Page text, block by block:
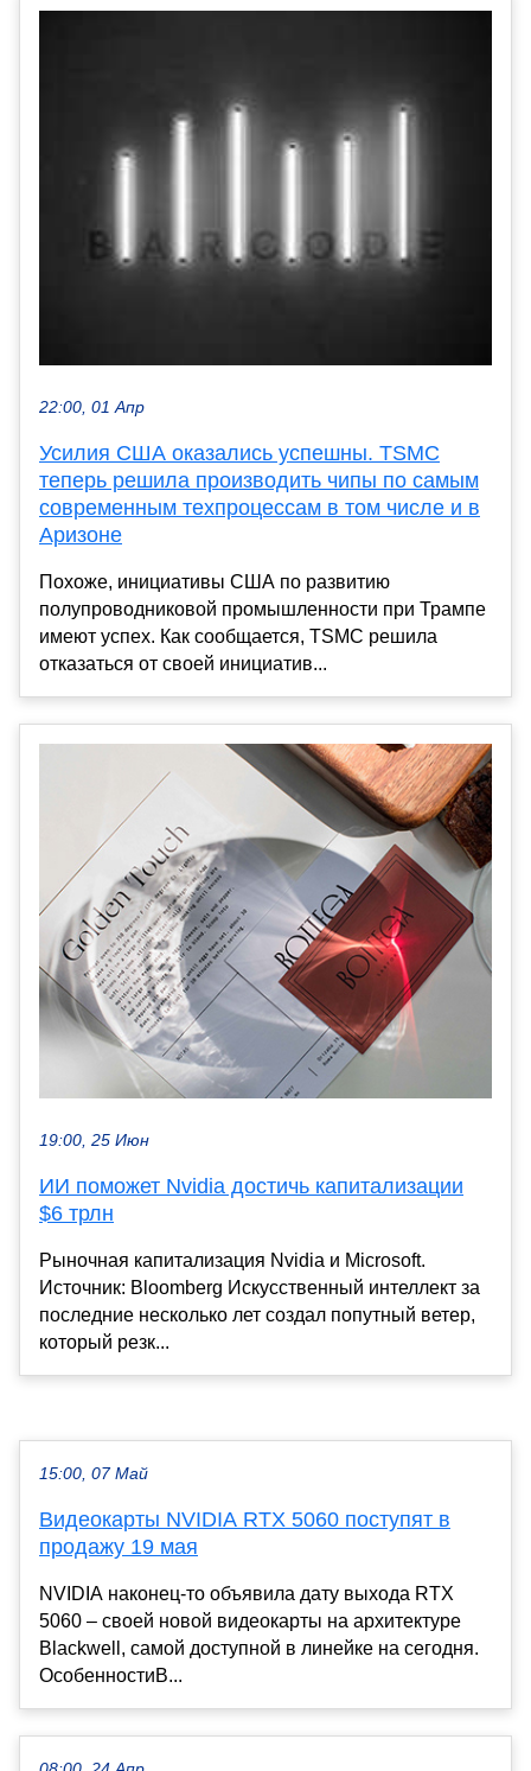
22:00, 01 Апр
Усилия США оказались успешны. TSMC
теперь решила производить чипы по самым
современным техпроцессам в том числе и в
Аризоне
Похоже, инициативы США по развитию
полупроводниковой промышленности при Трампе
имеют успех. Как сообщается, TSMC решила
отказаться от своей инициатив...
19:00, 25 Июн
ИИ поможет Nvidia достичь капитализации
$6 трлн
Рыночная капитализация Nvidia и Microsoft.
Источник: Bloomberg Искусственный интеллект за
последние несколько лет создал попутный ветер,
который резк...
15:00, 07 Май
Видеокарты NVIDIA RTX 5060 поступят в
продажу 19 мая
NVIDIA наконец-то объявила дату выхода RTX
5060 – своей новой видеокарты на архитектуре
Blackwell, самой доступной в линейке на сегодня.
ОсобенностиВ...